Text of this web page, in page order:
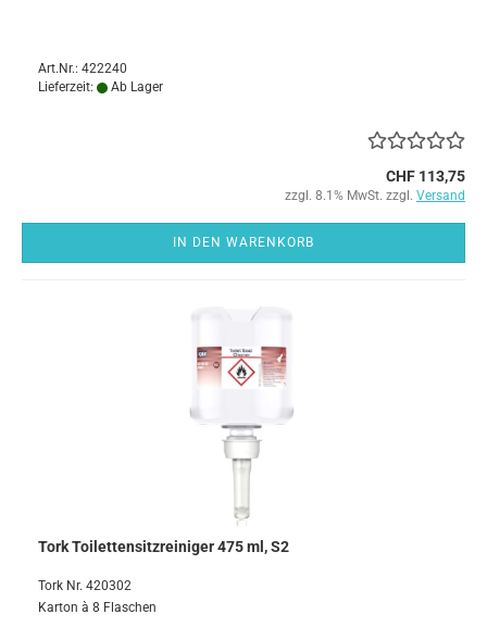
Art.Nr.: 422240
Lieferzeit:
Ab Lager
CHF 113,75
zzgl. 8.1% MwSt. zzgl. Versand
IN DEN WARENKORB
Tork Toilettensitzreiniger 475 ml, S2
Tork Nr. 420302
Karton à 8 Flaschen